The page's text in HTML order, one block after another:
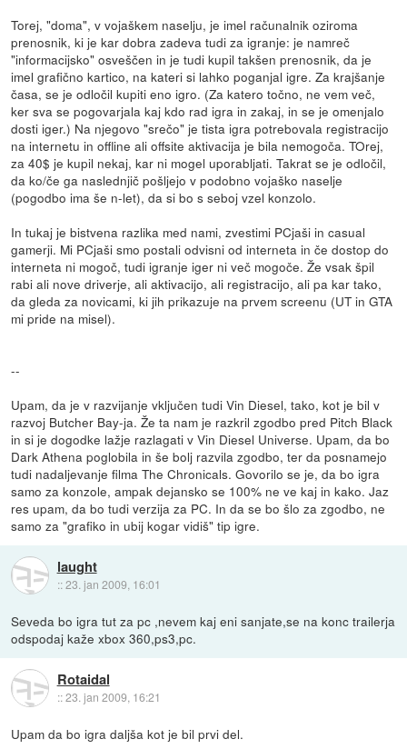
Torej, "doma", v vojaškem naselju, je imel računalnik oziroma
prenosnik, ki je kar dobra zadeva tudi za igranje: je namreč
"informacijsko" osveščen in je tudi kupil takšen prenosnik, da je
imel grafično kartico, na kateri si lahko poganjal igre. Za krajšanje
časa, se je odločil kupiti eno igro. (Za katero točno, ne vem več,
ker sva se pogovarjala kaj kdo rad igra in zakaj, in se je omenjalo
dosti iger.) Na njegovo "srečo" je tista igra potrebovala registracijo
na internetu in offline ali offsite aktivacija je bila nemogoča. TOrej,
za 40$ je kupil nekaj, kar ni mogel uporabljati. Takrat se je odločil,
da ko/če ga naslednjič pošljejo v podobno vojaško naselje
(pogodbo ima še n-let), da si bo s seboj vzel konzolo.
In tukaj je bistvena razlika med nami, zvestimi PCjaši in casual
gamerji. Mi PCjaši smo postali odvisni od interneta in če dostop do
interneta ni mogoč, tudi igranje iger ni več mogoče. Že vsak špil
rabi ali nove driverje, ali aktivacijo, ali registracijo, ali pa kar tako,
da gleda za novicami, ki jih prikazuje na prvem screenu (UT in GTA
mi pride na misel).
--
Upam, da je v razvijanje vključen tudi Vin Diesel, tako, kot je bil v
razvoj Butcher Bay-ja. Že ta nam je razkril zgodbo pred Pitch Black
in si je dogodke lažje razlagati v Vin Diesel Universe. Upam, da bo
Dark Athena poglobila in še bolj razvila zgodbo, ter da posnamejo
tudi nadaljevanje filma The Chronicals. Govorilo se je, da bo igra
samo za konzole, ampak dejansko se 100% ne ve kaj in kako. Jaz
res upam, da bo tudi verzija za PC. In da se bo šlo za zgodbo, ne
samo za "grafiko in ubij kogar vidiš" tip igre.
laught
::23. jan 2009, 16:01
Seveda bo igra tut za pc ,nevem kaj eni sanjate,se na konc trailerja
odspodaj kaže xbox 360,ps3,pc.
Rotaidal
::23. jan 2009, 16:21
Upam da bo igra daljša kot je bil prvi del.